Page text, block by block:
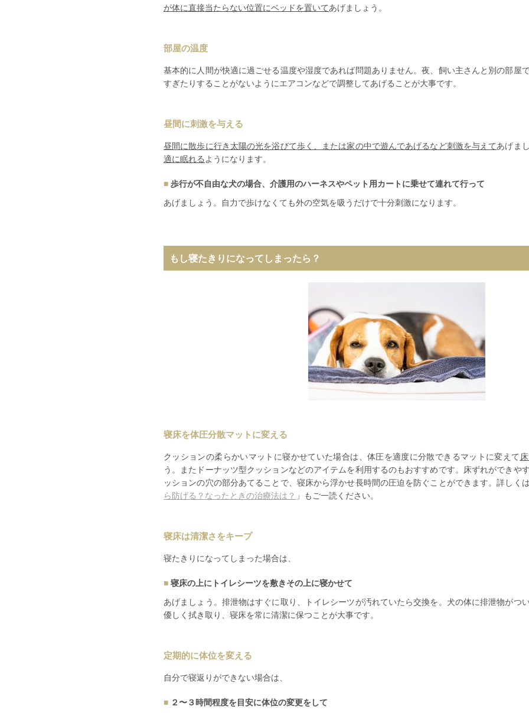
が体に直接当たらない位置にベッドを置いてあげましょう。
部屋の温度
基本的に人間が快適に過ごせる温度や湿度であれば問題ありません。夜、飼い主さんと別の部屋
すぎたりすることがないようにエアコンなどで調整してあげることが大事です。
昼間に刺激を与える
昼間に散歩に行き太陽の光を浴びて歩く、または家の中で遊んであげるなど刺激を与えてあげま
適に眠れる ようになります。
歩行が不自由な犬の場合、介護用のハーネスやペット用カートに乗せて連れて行って
あげましょう。自力で歩けなくても外の空気を吸うだけで十分刺激になります。
もし寝たきりになってしまったら？
寝床を体圧分散マットに変える
クッションの柔らかいマットに寝かせていた場合は、体圧を適度に分散できるマットに変えて
う。またドーナッツ型クッションなどのアイテムを利用するのもおすすめです。床ずれができや
ッションの穴の部分あてることで、寝床から浮かせ長時間の圧迫を防ぐことができます。詳しくは
ら防げる？なったときの治療法は？ 」もご一読ください。
寝床は清潔さをキープ
寝たきりになってしまった場合は、
寝床の上にトイレシーツを敷きその上に寝かせて
あげましょう。排泄物はすぐに取り、トイレシーツが汚れていたら交換を。犬の体に排泄物がつ
優しく拭き取り、 寝床を常に清潔に保つことが大事です。
定期的に体位を変える
自分で寝返りができない場合は、
２〜３時間程度を目安に体位の変更をして